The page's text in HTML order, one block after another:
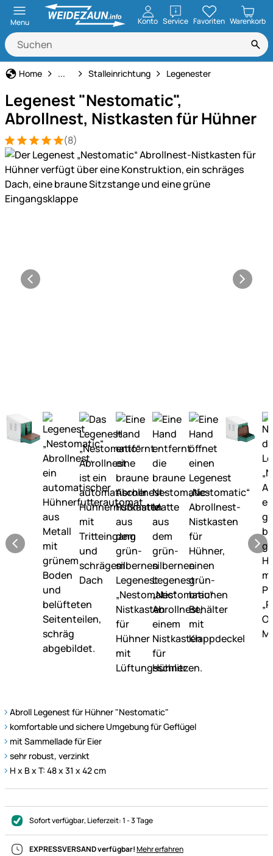
Menu Konto ServiceöffnenFavoriten Warenkorb
Home Stall- & Tierzuchtbedarf
... Stalleinrichtung Legenester
Legenest "Nestomatic",
Abrollnest, Nistkasten für Hühner
Bewertung: 5 von 5 (8 Bewertungen)
8 Bewertungen
(8)
Produktgalerie
Abroll Legenest für Hühner "Nestomatic"
komfortable und sichere Umgebung für Geflügel
mit Sammellade für Eier
sehr robust, verzinkt
H x B x T: 48 x 31 x 42 cm
Sofort verfügbar, Lieferzeit:1 - 3 Tage
EXPRESSVERSAND verfügbar!Mehr erfahren